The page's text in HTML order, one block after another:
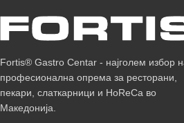
Fortis® Gastro Centar - најголем избор
професионална опрема за ресторани,
пекари, слаткарници и HoReCa во
Македонија.